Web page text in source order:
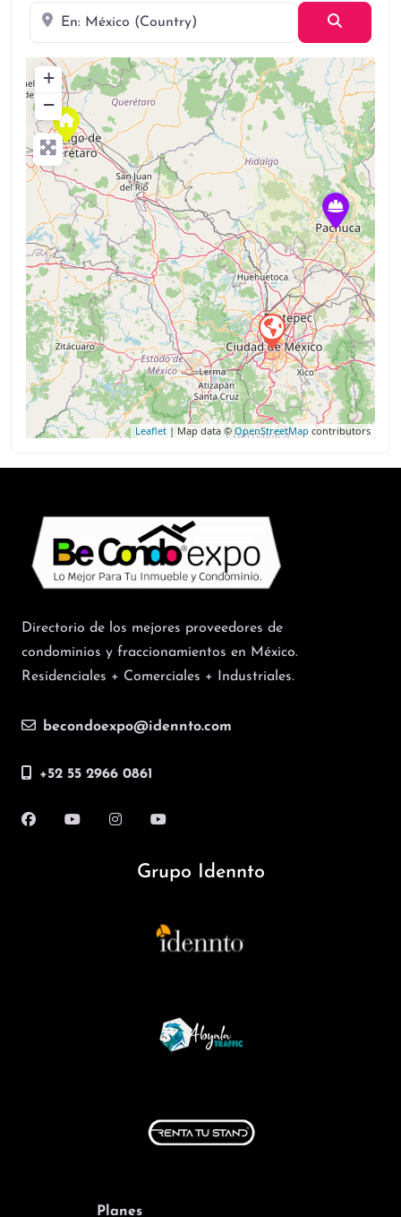
Cerca
+
−
Leaflet | Map data ©OpenStreetMap contributors
Directorio de los mejores proveedores de
condominios y fraccionamientos en México.
Residenciales + Comerciales + Industriales.
becondoexpo@idennto.com
+52 55 2966 0861
Grupo Idennto
Planes